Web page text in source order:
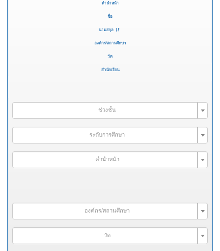
คำนำหน้า
ชื่อ
นามสกุล
องค์กร/สถานศึกษา
วัด
สำนักเรียน
ช่วงชั้น
ระดับการศึกษา
คำนำหน้า
องค์กร/สถานศึกษา
วัด